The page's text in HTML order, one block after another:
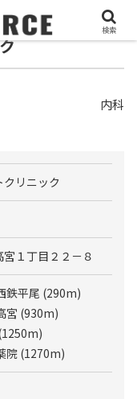
内科
リニック
１丁目２２－８
鉄平尾 (290m)
宮 (930m)
院 (1270m)
検索